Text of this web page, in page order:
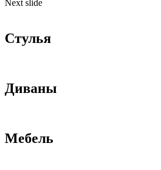
Next slide
Стулья
Диваны
Мебель